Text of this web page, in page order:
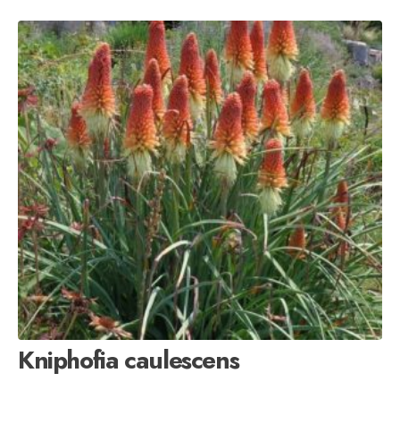
Kniphofia caulescens